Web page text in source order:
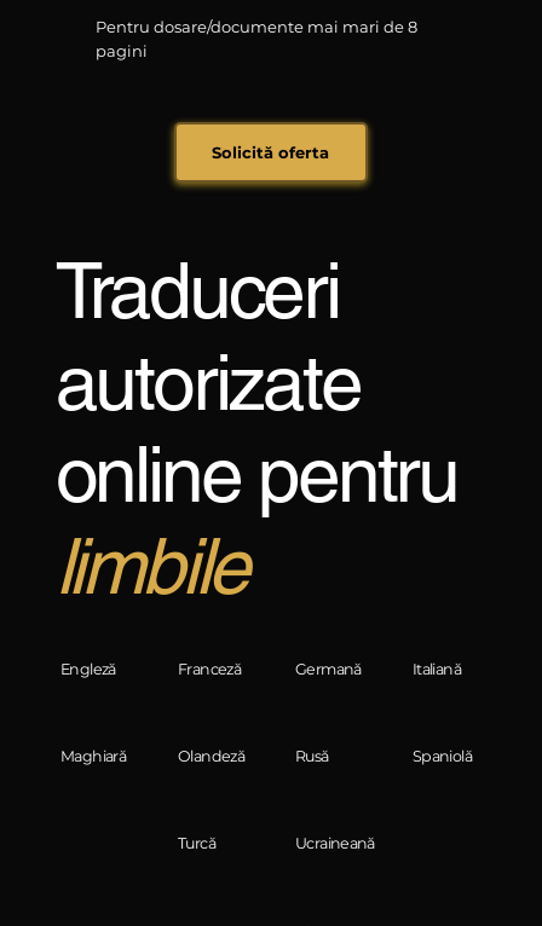
Pentru dosare/documente mai mari de 8
pagini
Solicită oferta
Traduceri
autorizate
online pentru
limbile
Engleză Franceză Germană Italiană
Maghiară Olandeză Rusă Spaniolă
Turcă Ucraineană